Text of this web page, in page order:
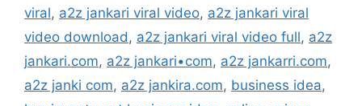
viral, a2z jankari viral video, a2z jankari viral
video download , a2z jankari viral video full, a2z
jankari.com, a2z jankari•com, a2z jankarri.com,
a2z janki com, a2z jankira.com, business idea,